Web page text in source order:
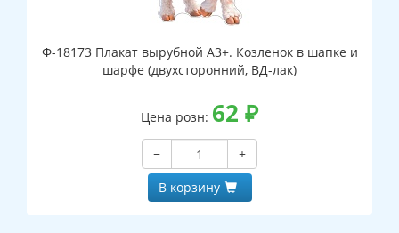
Ф-18173 Плакат вырубной А3+. Козленок в шапке и
шарфе (двухсторонний, ВД-лак)
Цена розн: 62 ₽
−
+
В корзину